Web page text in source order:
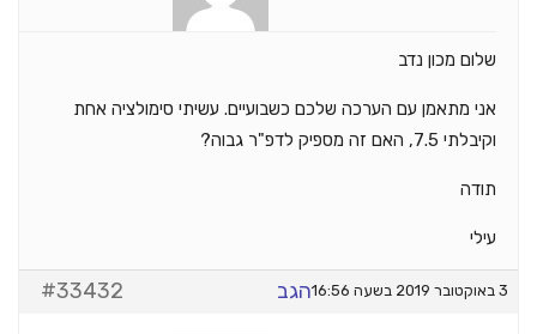
שלום מכון נדב
אני מתאמן עם הערכה שלכם כשבועיים. עשיתי סימולציה אחת
וקיבלתי 7.5, האם זה מספיק לדפ"ר גבוה?
תודה
עילי
3 באוקטובר 2019 בשעה 16:56 #33432 הגב